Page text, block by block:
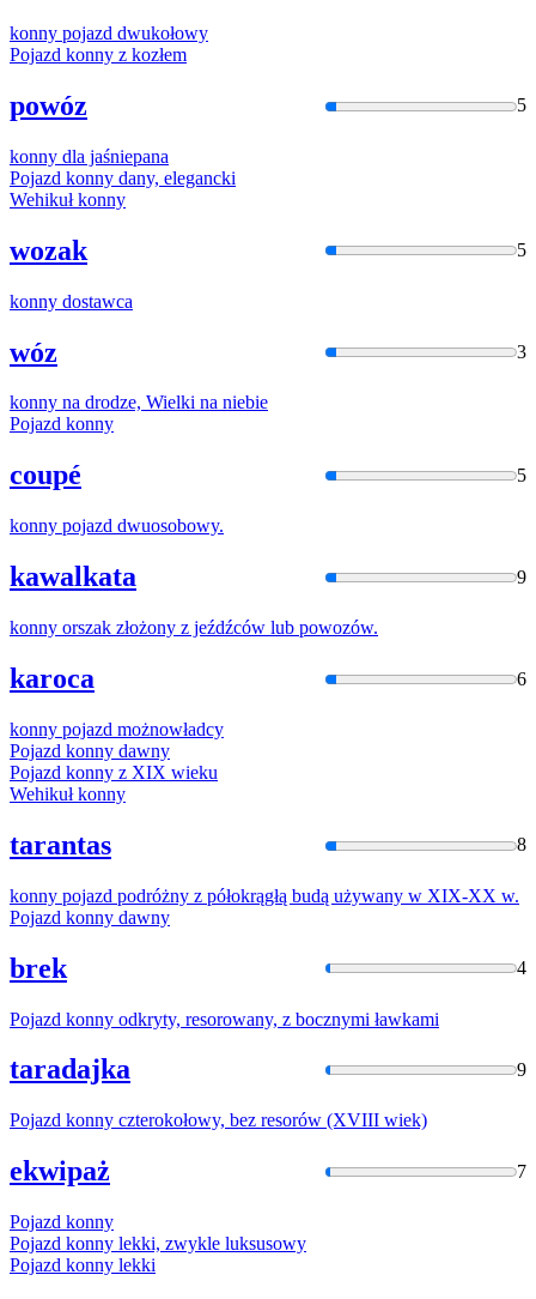
konny pojazd dwukołowy
Pojazd konny z kozłem
powóz 5
konny dla jaśniepana
Pojazd konny dany, elegancki
Wehikułkonny
wozak 5
konny dostawca
wóz 3
konny na drodze, Wielki na niebie
Pojazd konny
coupé 5
konny pojazd dwuosobowy.
kawalkata 9
konny orszak złożony z jeźdźców lub powozów.
karoca 6
konny pojazd możnowładcy
Pojazd konny dawny
Pojazd konny z XIX wieku
Wehikułkonny
tarantas 8
konny pojazd podróżny z półokrągłą budą używany w XIX-XX w.
Pojazd konny dawny
brek 4
Pojazd konny odkryty, resorowany, z bocznymi ławkami
taradajka 9
Pojazd konny czterokołowy, bez resorów (XVIII wiek)
ekwipaż 7
Pojazd konny
Pojazd konny lekki, zwykle luksusowy
Pojazd konny lekki